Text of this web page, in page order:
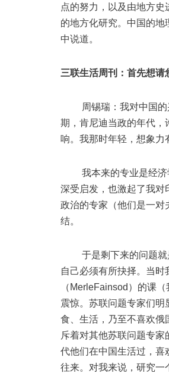
点的努力，以及由地方
的地方化研究。中国的地
中说道。
三联生活周刊：首先想请
周锡瑞：我对中国的兴
期，肯尼迪当政的年代，
响。我那时年轻，想象力
我本来的专业是经济学
深受启发，也激起了我对
政治的专家（他们是一对
结。
于是剩下来的问题就是
自己必须有所抉择。当
（MerleFainsod）的课
震惊。苏联问题专家们
食、生活，乃至不喜欢
斥着对其他苏联问题专
代他们在中国生活过，喜
往来。对我来说，研究一